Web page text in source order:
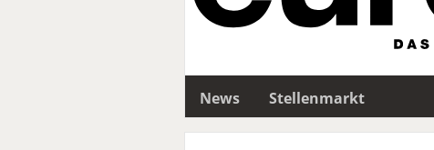
News
Stellenmarkt